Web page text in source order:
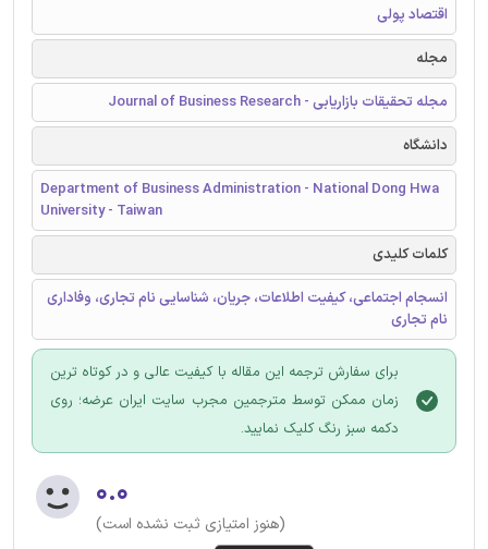
اقتصاد پولی
مجله
مجله تحقیقات بازاریابی - Journal of Business Research
دانشگاه
Department of Business Administration - National Dong Hwa
University - Taiwan
کلمات کلیدی
انسجام اجتماعی، کیفیت اطلاعات، جریان، شناسایی نام تجاری، وفاداری
نام تجاری
برای سفارش ترجمه این مقاله با کیفیت عالی و در کوتاه ترین
زمان ممکن توسط مترجمین مجرب سایت ایران عرضه؛ روی
دکمه سبز رنگ کلیک نمایید.
۰.۰
(هنوز امتیازی ثبت نشده است)